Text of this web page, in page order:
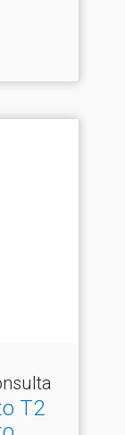
T2